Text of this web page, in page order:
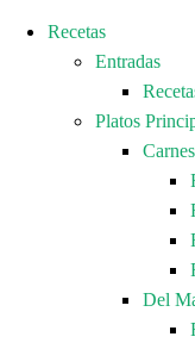
Recetas
Entradas
Platos
Carnes
Del